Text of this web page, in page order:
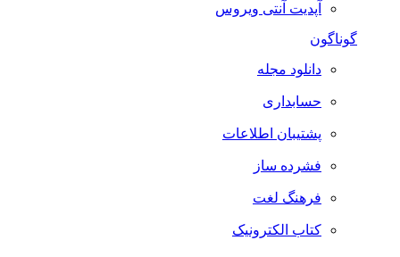
آپدیت آنتی ویروس
گوناگون
دانلود مجله
حسابداری
پشتیبان اطلاعات
فشرده ساز
فرهنگ لغت
کتاب الکترونیک